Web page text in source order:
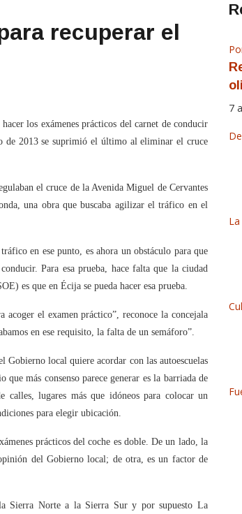
recuperar el
los exámenes prácticos del carnet de conducir
de 2013 se suprimió el último al eliminar el cruce
el cruce de la Avenida Miguel de Cervantes
una obra que buscaba agilizar el tráfico en el
en ese punto, es ahora un obstáculo para que
Para esa prueba, hace falta que la ciudad
es que en Écija se pueda hacer esa prueba.
acoger el examen práctico”, reconoce la concejala
en ese requisito, la falta de un semáforo”.
Gobierno local quiere acordar con las autoescuelas
más consenso parece generar es la barriada de
lugares más que idóneos para colocar un
para elegir ubicación.
prácticos del coche es doble. De un lado, la
del Gobierno local; de otra, es un factor de
Sierra Norte a la Sierra Sur y por supuesto La
7